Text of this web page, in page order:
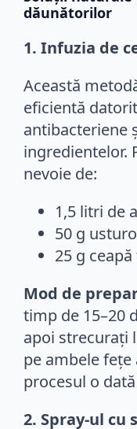
dăunătorilor
1. Infuzia de
Această
eficientă
antibacteriene
ingredientelor.
nevoie de:
1,5 litri de
50 g
25 g
Mod de
timp de 15–20
apoi strecurați
pe ambele
procesul o
2. Spray-ul cu